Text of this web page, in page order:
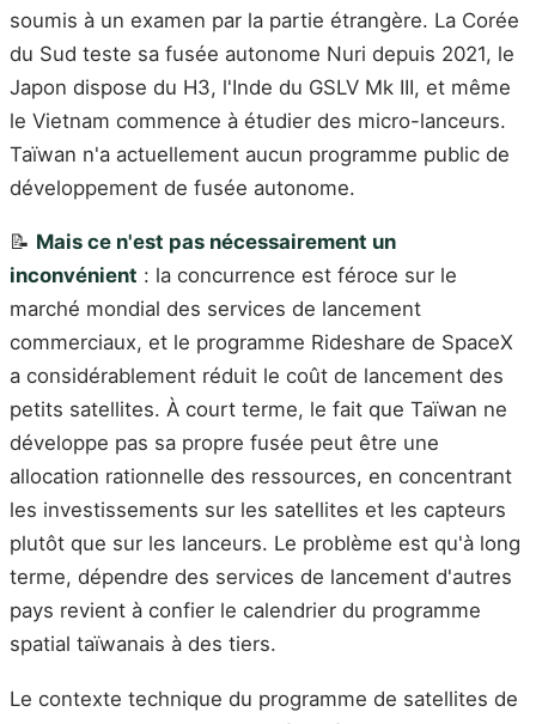
soumis à un examen par la partie étrangère. La Corée
du Sud teste sa fusée autonome Nuri depuis 2021, le
Japon dispose du H3, l'Inde du GSLV Mk III, et même
le Vietnam commence à étudier des micro-lanceurs.
Taïwan n'a actuellement aucun programme public de
développement de fusée autonome.
📝 Mais ce n'est pas nécessairement un
inconvénient : la concurrence est féroce sur le
marché mondial des services de lancement
commerciaux, et le programme Rideshare de SpaceX
a considérablement réduit le coût de lancement des
petits satellites. À court terme, le fait que Taïwan ne
développe pas sa propre fusée peut être une
allocation rationnelle des ressources, en concentrant
les investissements sur les satellites et les capteurs
plutôt que sur les lanceurs. Le problème est qu'à long
terme, dépendre des services de lancement d'autres
pays revient à confier le calendrier du programme
spatial taïwanais à des tiers.
Le contexte technique du programme de satellites de